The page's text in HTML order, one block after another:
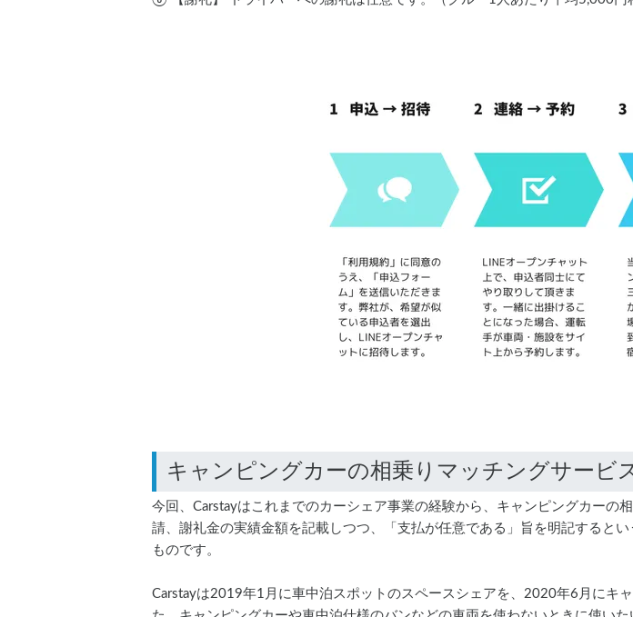
今回、Carstayはこれまでのカーシェア事業の経験から、キャンピングカーの
請、謝礼金の実績金額を記載しつつ、「支払が任意である」旨を明記すると
ものです。
Carstayは2019年1月に車中泊スポットのスペースシェアを、2020年6月にキ